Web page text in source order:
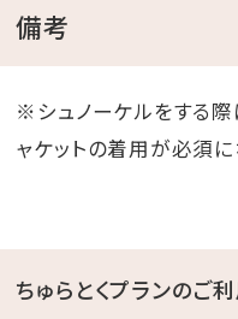
備考
※シュノーケルをする
ャケットの着用が必須に
ちゅらとくプランのご